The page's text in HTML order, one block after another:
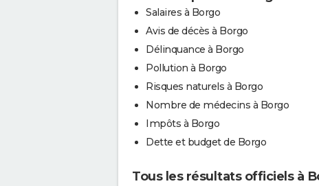
Salaires à Borgo
Avis de décès à Borgo
Délinquance à Borgo
Pollution à Borgo
Risques naturels à Borgo
Nombre de médecins à Borgo
Impôts à Borgo
Dette et budget de Borgo
Tous les résultats officiels à